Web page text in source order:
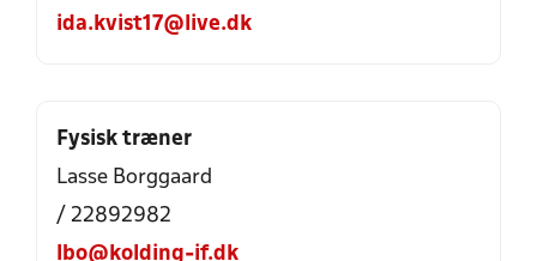
ida.kvist17@live.dk
Fysisk træner
Lasse Borggaard
/ 22892982
lbo@kolding-if.dk